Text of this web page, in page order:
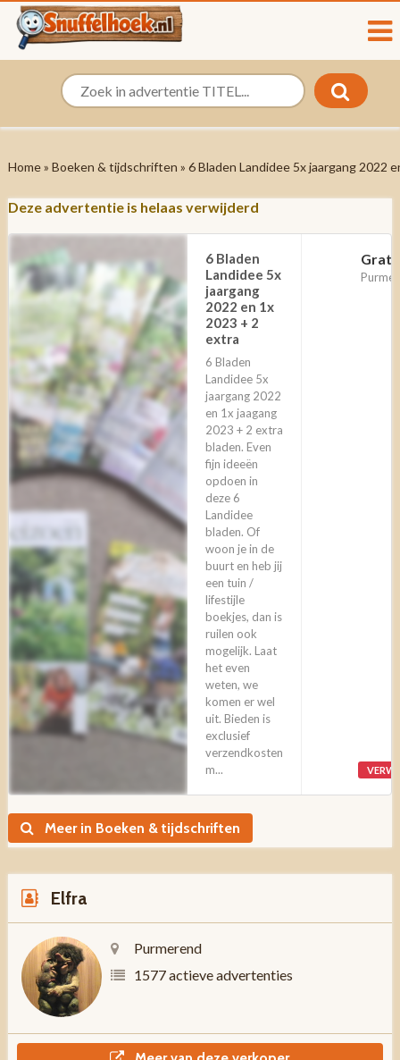
Home» Boeken & tijdschriften » 6 Bladen Landidee 5x jaargang 2022
Deze advertentie is helaas verwijderd
6 Bladen
Landidee 5x
jaargang
2022 en 1x
2023 + 2
extra
6 Bladen
Landidee 5x
jaargang 2022
en 1x jaagang
2023 + 2 extra
bladen. Even
fijn ideeën
opdoen in
deze 6
Landidee
bladen. Of
woon je in de
buurt en heb jij
een tuin /
lifestijle
boekjes, dan is
ruilen ook
mogelijk. Laat
het even
weten, we
komen er wel
uit. Bieden is
exclusief
verzendkosten
m...
Meer in Boeken & tijdschriften
Elfra
Purmerend
1577 actieve advertenties